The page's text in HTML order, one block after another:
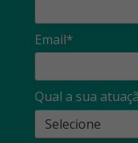
Email*
Qual a sua